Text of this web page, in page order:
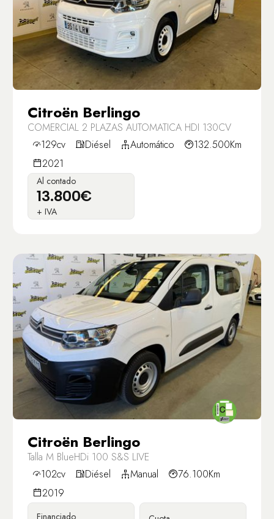
Citroën Berlingo
COMERCIAL 2 PLAZAS AUTOMATICA HDI 130CV
129cv
Diésel Automático
132.500Km
2021
Al contado
13.800€
+ IVA
Citroën Berlingo
Talla M BlueHDi 100 S&S LIVE
102cv
Diésel Manual
76.100Km
2019
Financiado